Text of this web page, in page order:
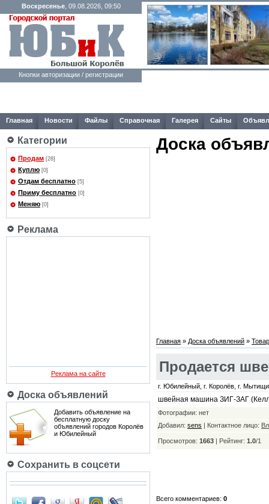
Воскресенье, 09.08.2026, 09:50
Кнопки авторизации / регистрации
Главная Новости Файлы Справочная Галерея Сайты
Категории
Продам [28]
Куплю [0]
Отдам бесплатно [5]
Приму бесплатно [0]
Меняю [0]
Реклама
Реклама на сайте
Доска объявлений
Добавить объявление на
бесплатную доску
объявлений городов Королёв
и Юбилейный
Сохранить в соцсети
Доска
Главная » Доска объявлений »
Продается
г. Юбилейный, г. Королёв, г.
швейная машина ЗИГ-ЗАГ
Фотографии: нет
Добавил: sens | Контактное лицо:
Просмотров: 1663 | Рейтинг: 1.0/1
Всего комментариев: 0